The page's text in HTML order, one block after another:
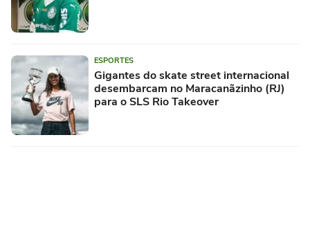
ESPORTES
Gigantes do skate street internacional
desembarcam no Maracanãzinho (RJ)
para o SLS Rio Takeover